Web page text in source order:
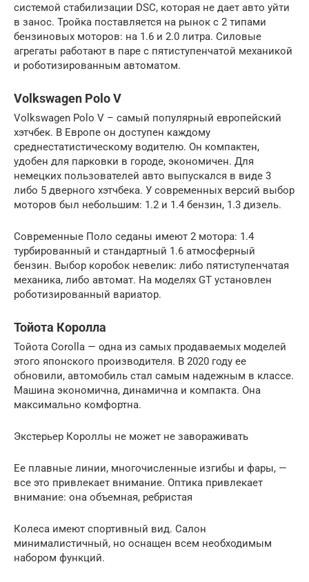
системой стабилизации DSC, которая не дает авто уйти
в занос. Тройка поставляется на рынок с 2 типами
бензиновых моторов: на 1.6 и 2.0 литра. Силовые
агрегаты работают в паре с пятиступенчатой механикой
и роботизированным автоматом.
Volkswagen Polo V
Volkswagen Polo V – самый популярный европейский
хэтчбек. В Европе он доступен каждому
среднестатистическому водителю. Он компактен,
удобен для парковки в городе, экономичен. Для
немецких пользователей авто выпускался в виде 3
либо 5 дверного хэтчбека. У современных версий выбор
моторов был небольшим: 1.2 и 1.4 бензин, 1.3 дизель.
Современные Поло седаны имеют 2 мотора: 1.4
турбированный и стандартный 1.6 атмосферный
бензин. Выбор коробок невелик: либо пятиступенчатая
механика, либо автомат. На моделях GT установлен
роботизированный вариатор.
Тойота Королла
Тойота Corolla — одна из самых продаваемых моделей
этого японского производителя. В 2020 году ее
обновили, автомобиль стал самым надежным в классе.
Машина экономична, динамична и компакта. Она
максимально комфортна.
Экстерьер Короллы не может не завораживать
Ее плавные линии, многочисленные изгибы и фары, —
все это привлекает внимание. Оптика привлекает
внимание: она объемная, ребристая
Колеса имеют спортивный вид. Салон
минималистичный, но оснащен всем необходимым
набором функций.